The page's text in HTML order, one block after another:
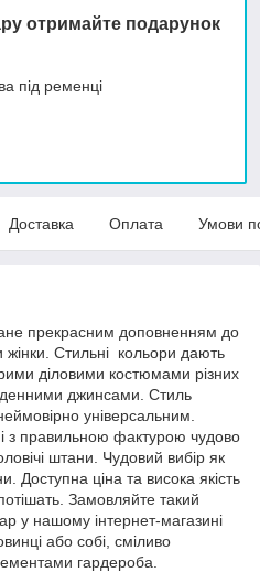
отримайте подарунок
під ременці
Доставка Оплата Умови
прекрасним доповненням до
жінки. Стильні кольори дають
діловими костюмами різних
джинсами. Стиль
універсальним.
з правильною фактурою чудово
штани. Чудовий вибір як
Доступна ціна та висока якість
Замовляйте такий
у нашому інтернет-магазині
або собі, сміливо
гардероба.